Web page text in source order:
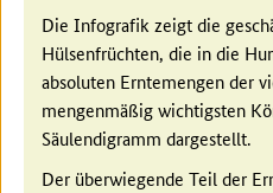
Die Infografik zeigt die
Hülsenfrüchten, die in die
absoluten Erntemengen der
mengenmäßig wichtigsten
Säulendigramm dargestellt.
Der überwiegende Teil der